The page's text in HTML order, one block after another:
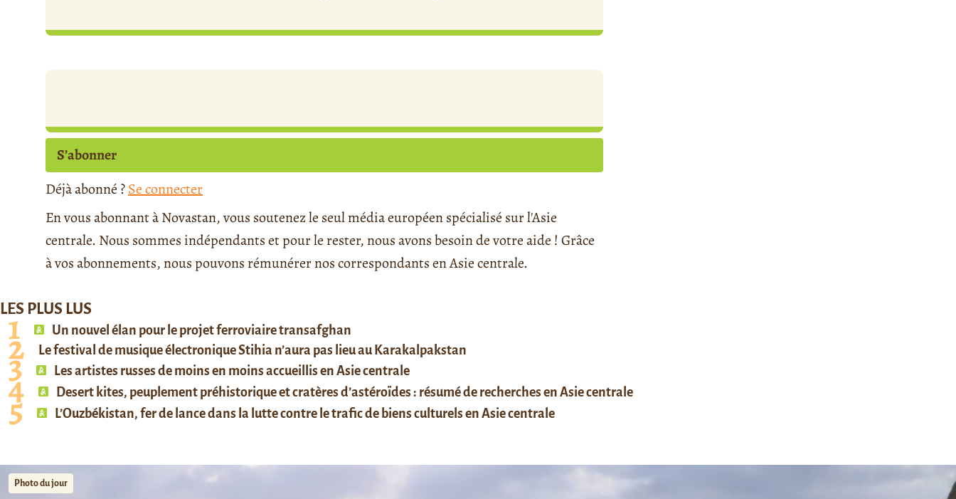
S’abonner
Déjà abonné ?Se connecter
En vous abonnant à Novastan, vous soutenez le seul média européen spécialisé sur l'Asie
centrale. Nous sommes indépendants et pour le rester, nous avons besoin de votre aide ! Grâce
à vos abonnements, nous pouvons rémunérer nos correspondants en Asie centrale.
LES PLUS LUS
Un nouvel élan pour le projet ferroviaire transafghan
Le festival de musique électronique Stihia n’aura pas lieu au Karakalpakstan
Les artistes russes de moins en moins accueillis en Asie centrale
Desert kites, peuplement préhistorique et cratères d’astéroïdes : résumé de recherches en Asie centrale
L’Ouzbékistan, fer de lance dans la lutte contre le trafic de biens culturels en Asie centrale
Photo du jour